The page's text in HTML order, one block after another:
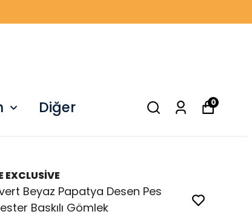
Diğer 0
EXCLUSİVE
Beyaz Papatya Desen Pes
Baskılı Gömlek